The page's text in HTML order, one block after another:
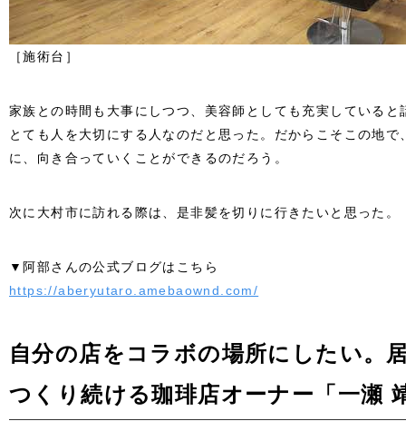
［施術台］
家族との時間も大事にしつつ、美容師としても充実している
とても人を大切にする人なのだと思った。だからこそこの地
に、向き合っていくことができるのだろう。
次に大村市に訪れる際は、是非髪を切りに行きたいと思った。
▼阿部さんの公式ブログはこちら
https://aberyutaro.amebaownd.com/
自分の店をコラボの場所にしたい。
つくり続ける珈琲店オーナー「一瀬